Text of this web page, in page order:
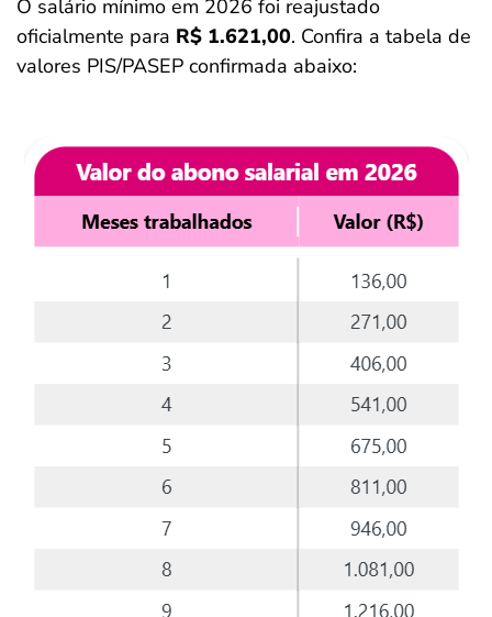
O salário mínimo em 2026 foi reajustado
oficialmente para R$ 1.621,00. Confira a tabela de
valores PIS/PASEP confirmada abaixo: